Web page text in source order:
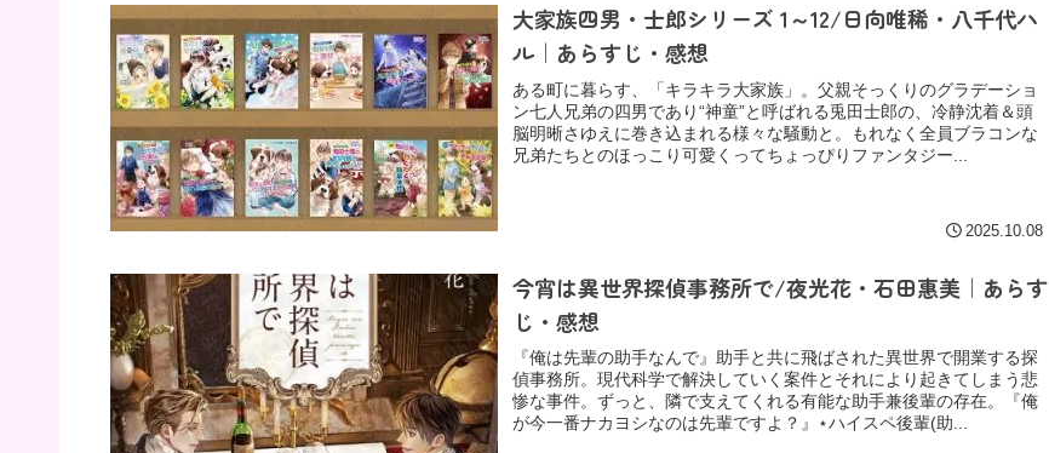
大家族四男・士郎シリーズ 1～12/日向唯稀・八千代ハ
ル｜あらすじ・感想
ある町に暮らす、「キラキラ大家族」。父親そっくりのグラデーショ
ン七人兄弟の四男であり“神童”と呼ばれる兎田士郎の、冷静沈着＆頭
脳明晰さゆえに巻き込まれる様々な騒動と。もれなく全員ブラコンな
兄弟たちとのほっこり可愛くってちょっぴりファンタジー...
2025.10.08
今宵は異世界探偵事務所で/夜光花・石田惠美｜あらす
じ・感想
『俺は先輩の助手なんで』助手と共に飛ばされた異世界で開業する探
偵事務所。現代科学で解決していく案件とそれにより起きてしまう悲
惨な事件。ずっと、隣で支えてくれる有能な助手兼後輩の存在。『俺
が今一番ナカヨシなのは先輩ですよ？』⋆ハイスペ後輩(助...